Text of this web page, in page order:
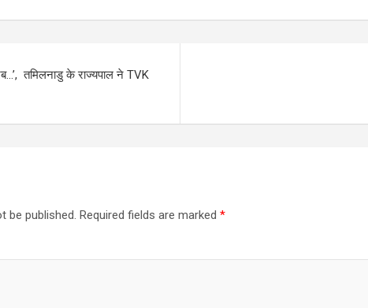
तमिलनाडु के राज्यपाल ने TVK
be published. Required fields are marked *